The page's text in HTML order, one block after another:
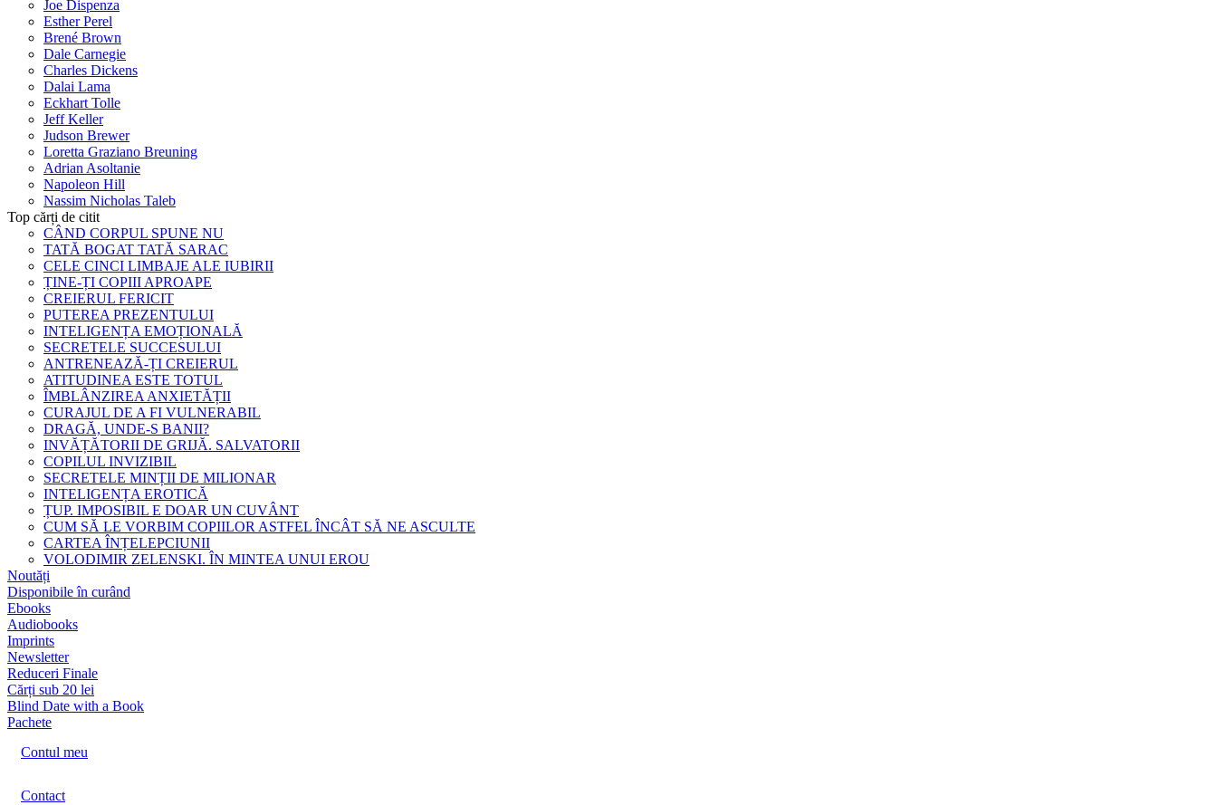
Joe Dispenza
Esther Perel
Brené Brown
Dale Carnegie
Charles Dickens
Dalai Lama
Eckhart Tolle
Jeff Keller
Judson Brewer
Loretta Graziano Breuning
Adrian Asoltanie
Napoleon Hill
Nassim Nicholas Taleb
Top cărți de citit
CÂND CORPUL SPUNE NU
TATĂ BOGAT TATĂ SARAC
CELE CINCI LIMBAJE ALE IUBIRII
ȚINE-ȚI COPIII APROAPE
CREIERUL FERICIT
PUTEREA PREZENTULUI
INTELIGENȚA EMOȚIONALĂ
SECRETELE SUCCESULUI
ANTRENEAZĂ-ȚI CREIERUL
ATITUDINEA ESTE TOTUL
ÎMBLÂNZIREA ANXIETĂȚII
CURAJUL DE A FI VULNERABIL
DRAGĂ, UNDE-S BANII?
INVĂȚĂTORII DE GRIJĂ. SALVATORII
COPILUL INVIZIBIL
SECRETELE MINȚII DE MILIONAR
INTELIGENȚA EROTICĂ
ȚUP. IMPOSIBIL E DOAR UN CUVÂNT
CUM SĂ LE VORBIM COPIILOR ASTFEL ÎNCÂT SĂ NE ASCULTE
CARTEA ÎNȚELEPCIUNII
VOLODIMIR ZELENSKI. ÎN MINTEA UNUI EROU
Noutăți
Disponibile în curând
Ebooks
Audiobooks
Imprints
Newsletter
Reduceri Finale
Cărți sub 20 lei
Blind Date with a Book
Pachete
Contul meu
Contact